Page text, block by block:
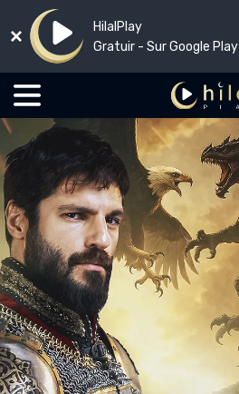
HilalPlay
Gratuir - Sur Google Play